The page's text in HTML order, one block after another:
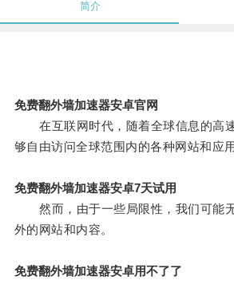
简介
免费翻外墙加速器安卓官网
在互联网时代，随着全球信息的高
够自由访问全球范围内的各种网站和应
免费翻外墙加速器安卓7天试用
然而，由于一些局限性，我们可能
外的网站和内容。
免费翻外墙加速器安卓用不了了